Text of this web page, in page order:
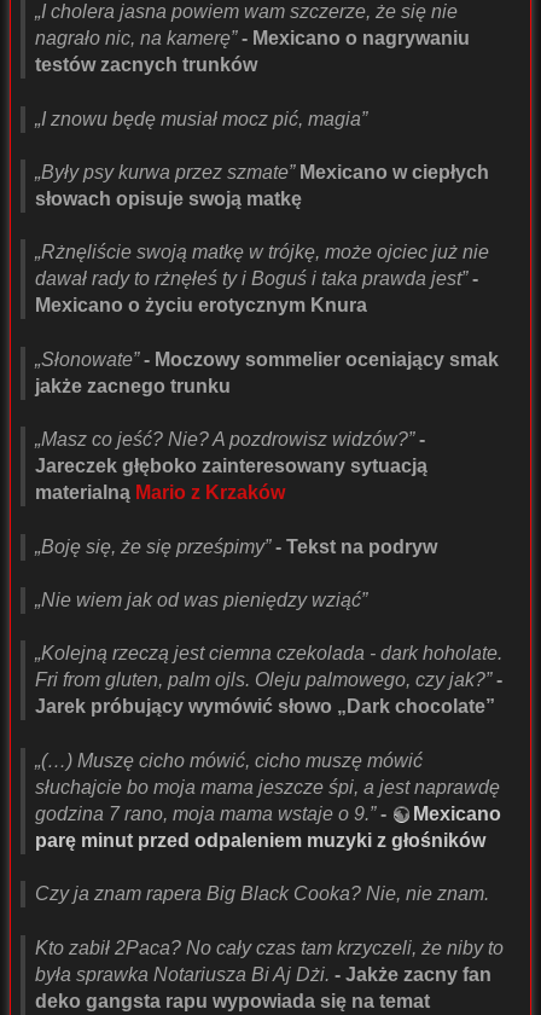
„I cholera jasna powiem wam szczerze, że się nie
nagrało nic, na kamerę” - Mexicano o nagrywaniu
testów zacnych trunków
„I znowu będę musiał mocz pić, magia”
„Były psy kurwa przez szmate” Mexicano w ciepłych
słowach opisuje swoją matkę
„Rżnęliście swoją matkę w trójkę, może ojciec już nie
dawał rady to rżnęłeś ty i Boguś i taka prawda jest” -
Mexicano o życiu erotycznym Knura
„Słonowate” - Moczowy sommelier oceniający smak
jakże zacnego trunku
„Masz co jeść? Nie? A pozdrowisz widzów?” -
Jareczek głęboko zainteresowany sytuacją
materialną Mario z Krzaków
„Boję się, że się prześpimy” - Tekst na podryw
„Nie wiem jak od was pieniędzy wziąć”
„Kolejną rzeczą jest ciemna czekolada - dark hoholate.
Fri from gluten, palm ojls. Oleju palmowego, czy jak?” -
Jarek próbujący wymówić słowo „Dark chocolate”
„(…) Muszę cicho mówić, cicho muszę mówić
słuchajcie bo moja mama jeszcze śpi, a jest naprawdę
godzina 7 rano, moja mama wstaje o 9.” -
Mexicano
parę minut przed odpaleniem muzyki z głośników
Czy ja znam rapera Big Black Cooka? Nie, nie znam.
Kto zabił 2Paca? No cały czas tam krzyczeli, że niby to
była sprawka Notariusza Bi Aj Dżi. - Jakże zacny fan
deko gangsta rapu wypowiada się na temat